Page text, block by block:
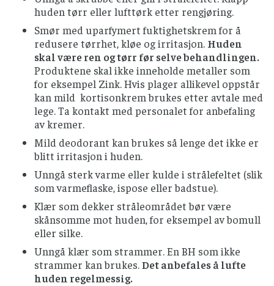
huden tørr eller lufttørk etter rengjøring.
Smør med uparfymert fuktighetskrem for å
redusere tørrhet, kløe og irritasjon. Huden
skal være ren og tørr før selve behandlingen.
Produktene skal ikke inneholde metaller som
for eksempel Zink. Hvis plager allikevel oppstår
kan mild kortisonkrem brukes etter avtale med
lege. Ta kontakt med personalet for anbefaling
av kremer.
Mild deodorant kan brukes så lenge det ikke er
blitt irritasjon i huden.
Unngå sterk varme eller kulde i strålefeltet (slik
som varmeflaske, ispose eller badstue).
Klær som dekker stråleområdet bør være
skånsomme mot huden, for eksempel av bomull
eller silke.
Unngå klær som strammer. En BH som ikke
strammer kan brukes.Det anbefales å lufte
huden regelmessig.